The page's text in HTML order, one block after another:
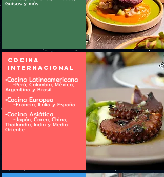
Guisos y más.
cocina
INTERnacional
•Cocina Latinoamericana
-Perú, Colombia,México,
Argentina y Brasil
•Cocina Europea
-Francia, Italia y España
•Cocina Asiática
-Japón, Corea, China,
Thailandia, India y Medio
Oriente